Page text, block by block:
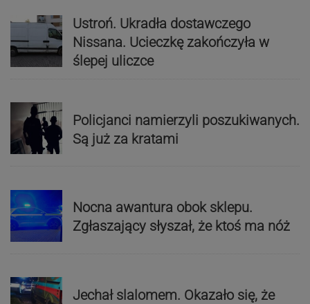
Ustroń. Ukradła dostawczego
Nissana. Ucieczkę zakończyła w
ślepej uliczce
Policjanci namierzyli poszukiwanych.
Są już za kratami
Nocna awantura obok sklepu.
Zgłaszający słyszał, że ktoś ma nóż
Jechał slalomem. Okazało się, że